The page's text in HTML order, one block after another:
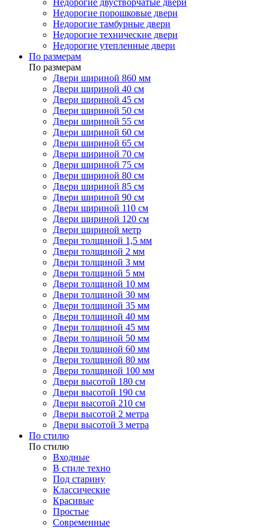
Недорогие двустворчатые двери
Недорогие порошковые двери
Недорогие тамбурные двери
Недорогие технические двери
Недорогие утепленные двери
По размерам
По размерам
Двери шириной 860 мм
Двери шириной 40 см
Двери шириной 45 см
Двери шириной 50 см
Двери шириной 55 см
Двери шириной 60 см
Двери шириной 65 см
Двери шириной 70 см
Двери шириной 75 см
Двери шириной 80 см
Двери шириной 85 см
Двери шириной 90 см
Двери шириной 110 см
Двери шириной 120 см
Двери шириной метр
Двери толщиной 1,5 мм
Двери толщиной 2 мм
Двери толщиной 3 мм
Двери толщиной 5 мм
Двери толщиной 10 мм
Двери толщиной 30 мм
Двери толщиной 35 мм
Двери толщиной 40 мм
Двери толщиной 45 мм
Двери толщиной 50 мм
Двери толщиной 60 мм
Двери толщиной 80 мм
Двери толщиной 100 мм
Двери высотой 180 см
Двери высотой 190 см
Двери высотой 210 см
Двери высотой 2 метра
Двери высотой 3 метра
По стилю
По стилю
Входные
В стиле техно
Под старину
Классические
Красивые
Простые
Современные